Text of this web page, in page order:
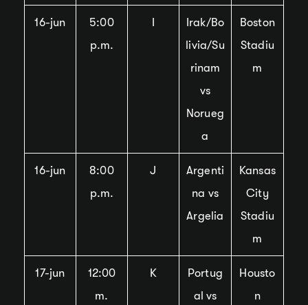
16-jun
5:00
p.m.
I
Irak/Bo
livia/Su
rinam
vs
Norueg
a
Boston
Stadiu
m
16-jun
8:00
p.m.
J
Argenti
na vs
Argelia
Kansas
City
Stadiu
m
17-jun
12:00
m.
K
Portug
al vs
Housto
n